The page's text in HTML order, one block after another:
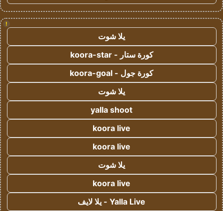
!
يلا شوت
كورة ستار - koora-star
كورة جول - koora-goal
يلا شوت
yalla shoot
koora live
koora live
يلا شوت
koora live
Yalla Live - يلا لايف